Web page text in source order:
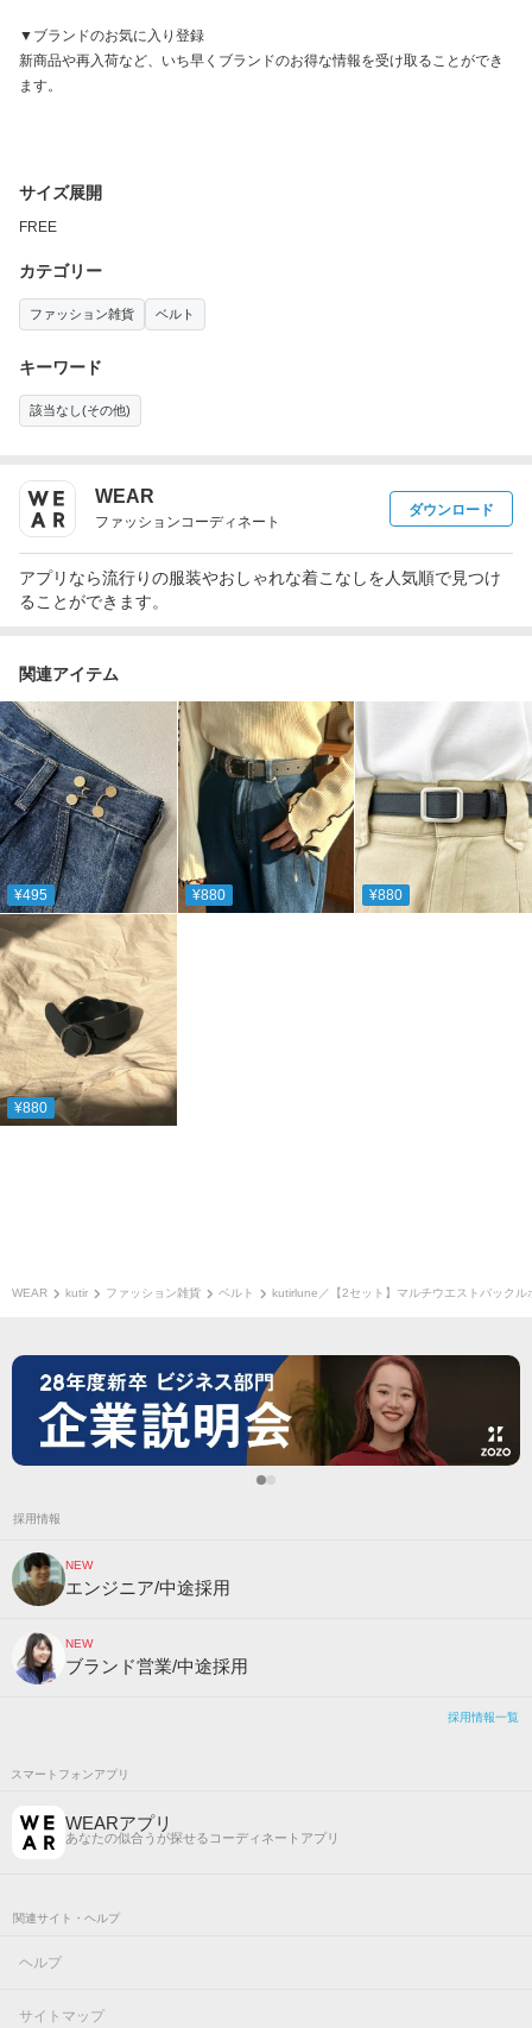
▼ブランドのお気に入り登録
新商品や再入荷など、いち早くブランドのお得な情報を受け取ることができ
ます。
サイズ展開
FREE
カテゴリー
ファッション雑貨 ベルト
キーワード
該当なし(その他)
WEAR
ファッションコーディネート
ダウンロード
アプリなら流行りの服装やおしゃれな着こなしを人気順で見つけ
ることができます。
関連アイテム
¥495 ¥880 ¥880
¥880
WEAR kutir ファッション雑貨 ベルト kutirlune／【2セット】マルチウエストバックル
採用情報
NEW
エンジニア/中途採用
NEW
ブランド営業/中途採用
採用情報一覧
スマートフォンアプリ
WEARアプリ
あなたの似合うが探せるコーディネートアプリ
関連サイト・ヘルプ
ヘルプ
サイトマップ